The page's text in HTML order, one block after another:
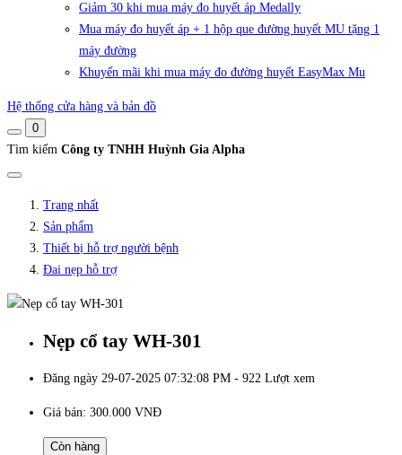
Giảm 30 khi mua máy đo huyết áp Medally
Mua máy đo huyết áp + 1 hộp que đường huyết MU tặng 1
máy đường
Khuyến mãi khi mua máy đo đường huyết EasyMax Mu
Hệ thống cửa hàng và bản đồ
0
Tìm kiếm Công ty TNHH Huỳnh Gia Alpha
Trang nhất
Sản phẩm
Thiết bị hỗ trợ người bệnh
Đai nẹp hỗ trợ
Nẹp cổ tay WH-301
Đăng ngày 29-07-2025 07:32:08 PM - 922 Lượt xem
Giá bán: 300.000 VNĐ
Còn hàng